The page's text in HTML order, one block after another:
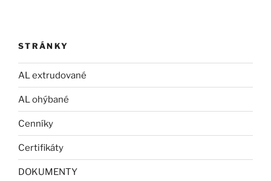
STRÁNKY
AL extrudované
AL ohýbané
Cenníky
Certifikáty
DOKUMENTY